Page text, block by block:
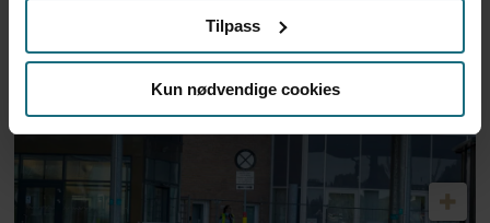
Tilpass
Kun nødvendige cookies